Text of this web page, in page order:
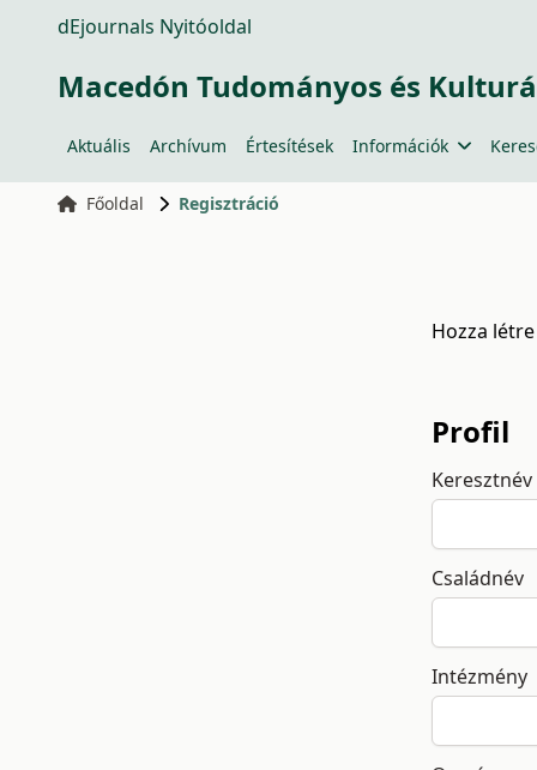
dEjournals Nyitóoldal
Macedón Tudományos és
Aktuális Archívum Értesítések Információk
Főoldal Regisztráció
Hozza
Profil
Keresztnév
Családnév
Intézmény